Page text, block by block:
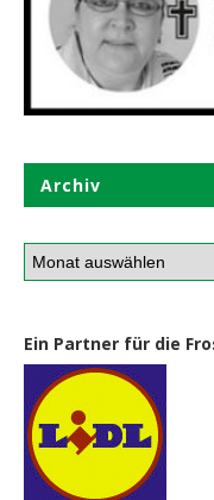
Archiv
Ein Partner für die